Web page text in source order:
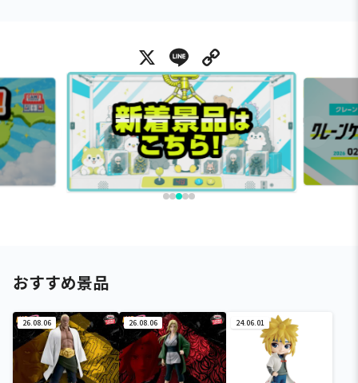
X Line
おすすめ景品
26.08.06 26.08.06 24.06.01